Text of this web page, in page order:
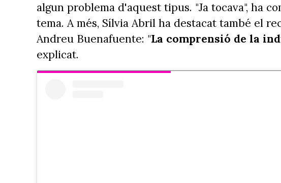
algun problema d'aquest tipus. "Ja tocava", ha
tema. A més, Sílvia Abril ha destacat també el
Andreu Buenafuente: "La comprensió de la
explicat.